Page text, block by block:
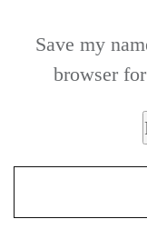
Save my
browser